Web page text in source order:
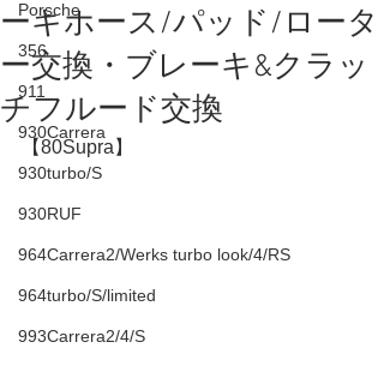
Porsche
356
911
930Carrera
930turbo/S
930RUF
964Carrera2/Werks turbo look/4/RS
964turbo/S/limited
993Carrera2/4/S
ーキホース/パッド/ロータ
ー交換・ブレーキ&クラッ
チフルード交換
【80Supra】